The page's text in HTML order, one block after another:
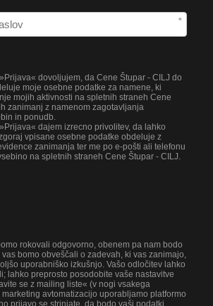
*
dovoljujem, da Cene Štupar - CILJ do
moje osebne podatke za namene, ki
mojih aktivnosti na spletnih straneh Cene
zanimanj z namenom zagotavljanja
in ponudb.
dajem izrecno privolitev, da lahko
vpisane osebne podatke obdeluje z
zanimanja ter me po e-pošti ali telefonu
na spletnih straneh Cene Štupar - CILJ.
rokovali odgovorno, obenem pa nam bodo
bomo obveščali o zadevah, ki vas zanimajo,
uporabniško izkušnjo. Vašo odločitev lahko
lahko preprosto posodobite vaše nastavitve
se z mailing liste« (v nogi vsakega
avtomatizacijo uporabljamo platformo
prijavo se strinjate, da bodo vaši podatki